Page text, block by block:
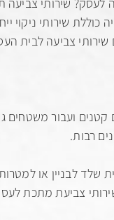
שירותי ניקוי
קטנים ועבור
רבות.
שלד לבניין או
צביעת מתכת